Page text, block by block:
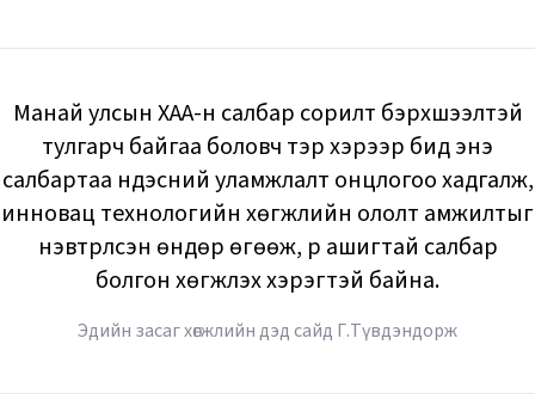
Манай улсын ХАА-н салбар сорилт бэрхшээлтэй
тулгарч байгаа боловч тэр хэрээр бид энэ
салбартаа үндэсний уламжлалт онцлогоо хадгалж,
инновац технологийн хөгжлийн ололт амжилтыг
нэвтрүүлсэн өндөр өгөөж, үр ашигтай салбар
болгон хөгжүүлэх хэрэгтэй байна.
Эдийн засаг хөгжлийн дэд сайд Г.Түвдэндорж